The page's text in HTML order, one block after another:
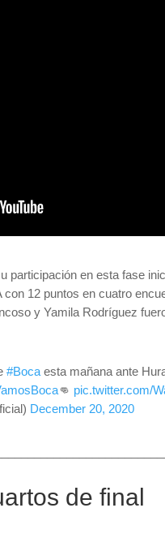
participación en esta fase
12 puntos en cuatro
y Yamila Rodríguez
#Boca esta mañana ante
👊 pic.twitter.com/
December 20, 2020
de final